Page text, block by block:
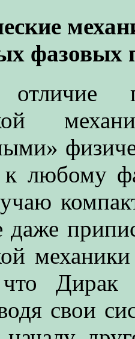
фазовых
отличие
любому
даже
Дирак
свои